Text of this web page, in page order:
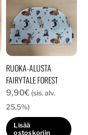
RUOKA-ALUSTA
FAIRYTALE FOREST
9,90€ (sis. alv.
25,5%)
Lisää
ostoskoriin